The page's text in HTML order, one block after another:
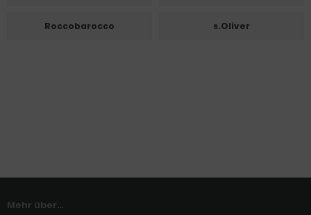
Roccobarocco s.Oliver
Mehr über...